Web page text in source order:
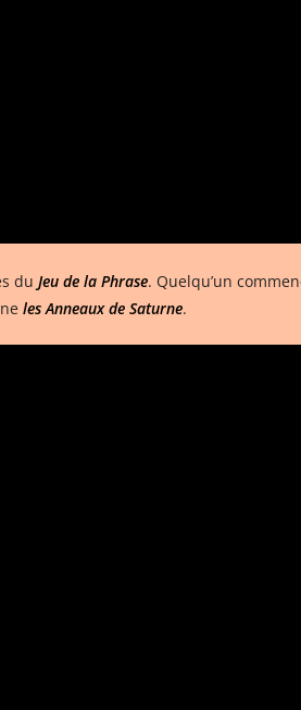
du Jeu de la Phrase. Quelqu’un
les Anneaux de Saturne.